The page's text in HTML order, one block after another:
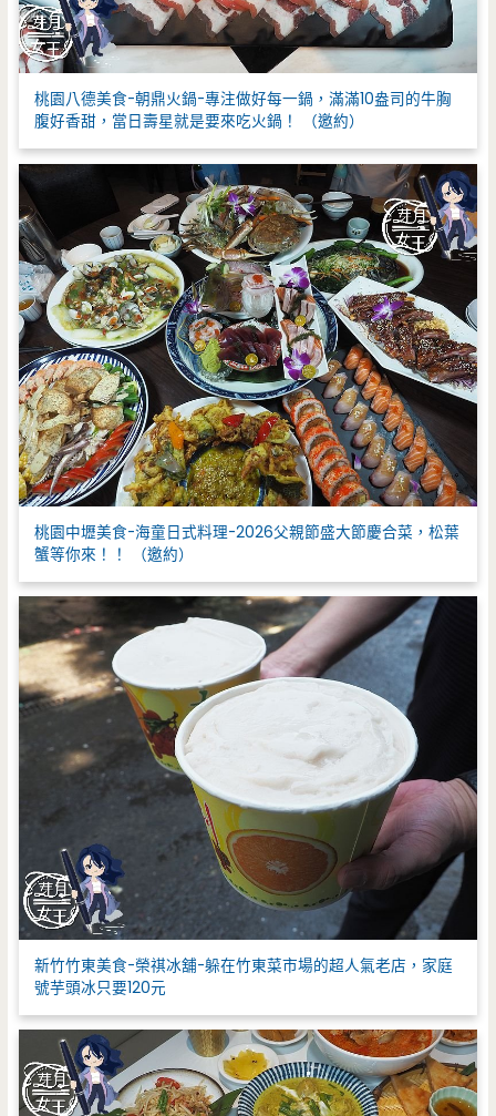
桃園八德美食-朝鼎火鍋-專注做好每一鍋，滿滿10盎司的牛胸
腹好香甜，當日壽星就是要來吃火鍋！ （邀約）
桃園中壢美食-海童日式料理-2026父親節盛大節慶合菜，松葉
蟹等你來！！ （邀約）
新竹竹東美食-榮祺冰舖-躲在竹東菜市場的超人氣老店，家庭
號芋頭冰只要120元